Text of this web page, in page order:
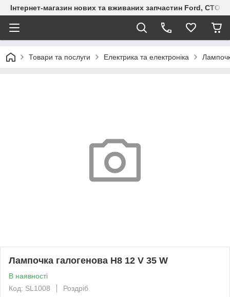
Інтернет-магазин нових та вживаних запчастин Ford, СТО
Товари та послуги Електрика та електроніка
Лампочка галогенова H8 12 V 35 W
В наявності
Код: SL1008
Роздріб